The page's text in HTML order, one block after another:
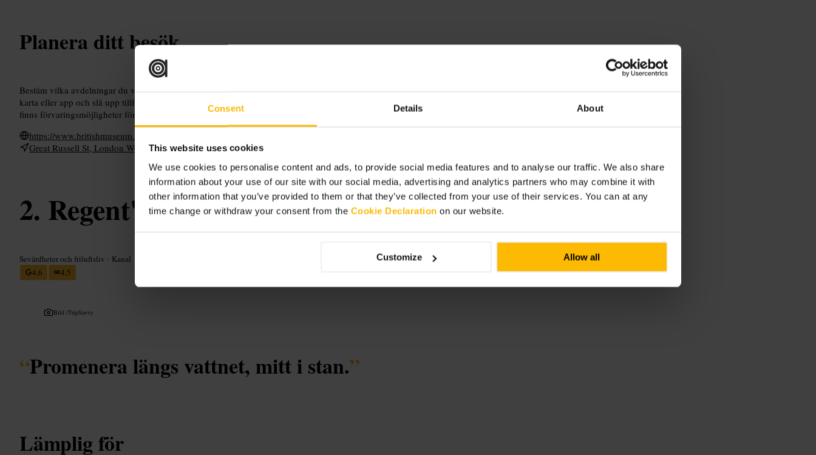
Consent Details About
This website uses cookies
We use cookies to personalise content and ads, to provide social media features and to analyse our traffic. We also share
information about your use of our site with our social media, advertising and analytics partners who may combine it with
other information that you’ve provided to them or that they’ve collected from your use of their services. You can at any
time change or withdraw your consent from the Cookie Declaration on our website.
Customize Allow all
Planera ditt besök
Bestäm vilka avdelningar du vill se innan du går in, det gör besöket mer effektivt. Ladda ner museets
karta eller app och slå upp tillfälliga utställningar i förväg. Ta med en lätt väska och bekväma skor. Det
finns förvaringsmöjligheter för större bagage och kaféer för pauser.
https://www.britishmuseum.org/
Great Russell St, London WC1B 3DG, UK
Regent's Canal
Sevärdheter och friluftsliv • Kanal
4,6
4,5
Bild /TripSavvy
“Promenera längs vattnet, mitt i stan.”
Lämplig för